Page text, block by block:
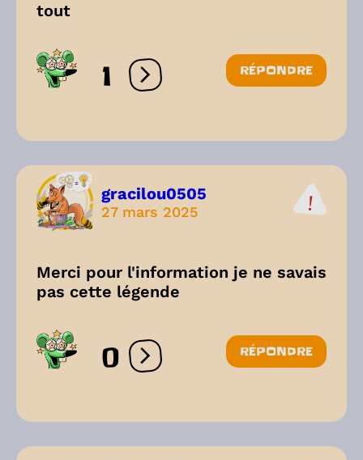
tout
1 Ouvrir les réactions
RÉPONDRE
gracilou0505
27 mars 2025
Merci pour l'information je ne savais
pas cette légende
0 Ouvrir les réactions
RÉPONDRE